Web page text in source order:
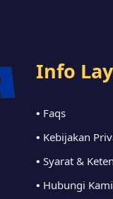
Info
• Faqs
• Kebijakan
• Syarat &
• Hubungi Kami